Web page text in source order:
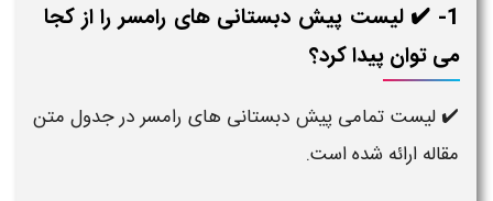
1- ✔️ لیست پیش دبستانی های رامسر را از کجا
می توان پیدا کرد؟
✔️ لیست تمامی پیش دبستانی های رامسر در جدول متن
مقاله ارائه شده است.